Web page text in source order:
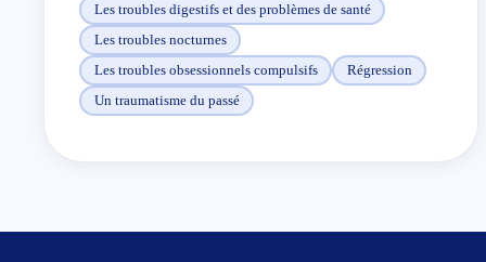
Les troubles digestifs et des problèmes de santé
Les troubles nocturnes
Les troubles obsessionnels compulsifs
Régression
Un traumatisme du passé